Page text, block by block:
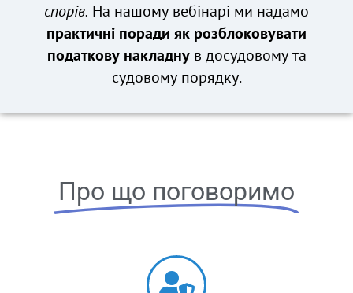
спорів. На нашому вебінарі ми надамо
практичні поради як розблоковувати
податкову накладнув досудовому та
судовому порядку.
Про що поговоримо